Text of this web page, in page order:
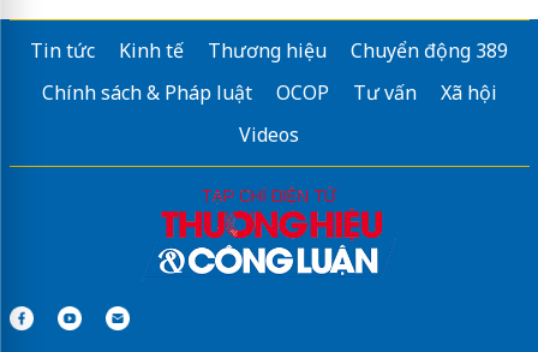
Tin tức Kinh tế Thương hiệu
Chuyển động 389
Chính sách & Pháp luật
OCOP Tư vấn
Xã hội
Videos